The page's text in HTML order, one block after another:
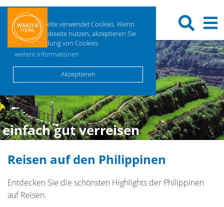
Diese Webseite verwendet Cookies. Wenn
Sie diese Webseite nutzen, akzeptieren Sie
die Verwendung von Cookies.
weitere Informationen
Akzeptieren
einfach gut verreisen
Reisen auf den Philippinen
Entdecken Sie die schönsten Highlights der Philippinen
auf Reisen.